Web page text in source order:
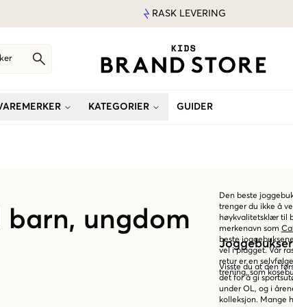
RASK LEVERING
KATEGORIER GUIDER
barn, ungdom
Den beste
trenger du ikke å
høykvalitetsklær til
merkenavn som
beste
vel i plagget. Vår
retur er en
trening, som
Visste du at den
det for å gi
under OL, og i
kolleksjon. Mange